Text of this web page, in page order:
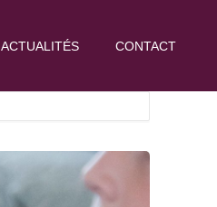
ACTUALITÉS CONTACT